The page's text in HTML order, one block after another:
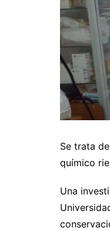
Se trata
químico
Una